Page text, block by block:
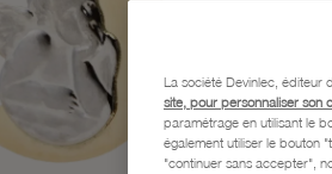
La société Devinlec, éditeur
site, pour personnaliser son
paramétrage en utilisant le
également utiliser le bouton
"continuer sans accepter",